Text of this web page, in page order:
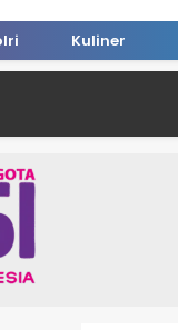
Kuliner